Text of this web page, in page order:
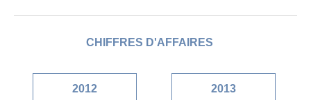
CHIFFRES D'AFFAIRES
2012 2013